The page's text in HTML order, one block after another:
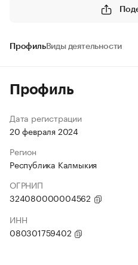
ПрофильВиды деятельности
Профиль
Дата регистрации
20 февраля 2024
Регион
Республика Калмыкия
ОГРНИП
324080000004562
ИНН
080301759402